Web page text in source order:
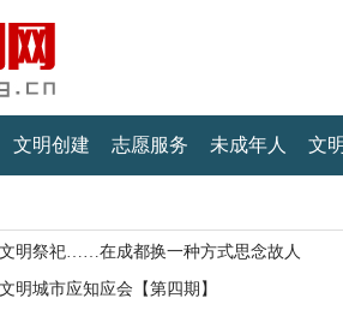
文明创建 志愿服务 未成年人 文
明祭祀……在成都换一种方式思念故人
明城市应知应会【第四期】